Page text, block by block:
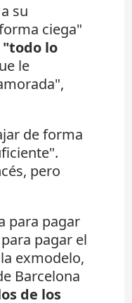
su
ciega"
"todo lo
le
de forma
pero
para pagar
pagar el
exmodelo,
Barcelona
de los